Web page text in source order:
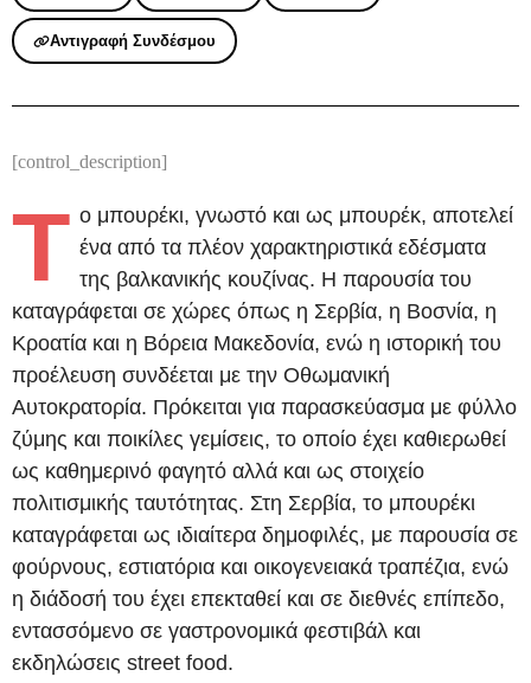
Αντιγραφή Συνδέσμου
[control_description]
Τ ο μπουρέκι, γνωστό και ως μπουρέκ, αποτελεί
ένα από τα πλέον χαρακτηριστικά εδέσματα
της βαλκανικής κουζίνας. Η παρουσία του
καταγράφεται σε χώρες όπως η Σερβία, η Βοσνία, η
Κροατία και η Βόρεια Μακεδονία, ενώ η ιστορική του
προέλευση συνδέεται με την Οθωμανική
Αυτοκρατορία. Πρόκειται για παρασκεύασμα με φύλλο
ζύμης και ποικίλες γεμίσεις, το οποίο έχει καθιερωθεί
ως καθημερινό φαγητό αλλά και ως στοιχείο
πολιτισμικής ταυτότητας. Στη Σερβία, το μπουρέκι
καταγράφεται ως ιδιαίτερα δημοφιλές, με παρουσία σε
φούρνους, εστιατόρια και οικογενειακά τραπέζια, ενώ
η διάδοσή του έχει επεκταθεί και σε διεθνές επίπεδο,
εντασσόμενο σε γαστρονομικά φεστιβάλ και
εκδηλώσεις street food.